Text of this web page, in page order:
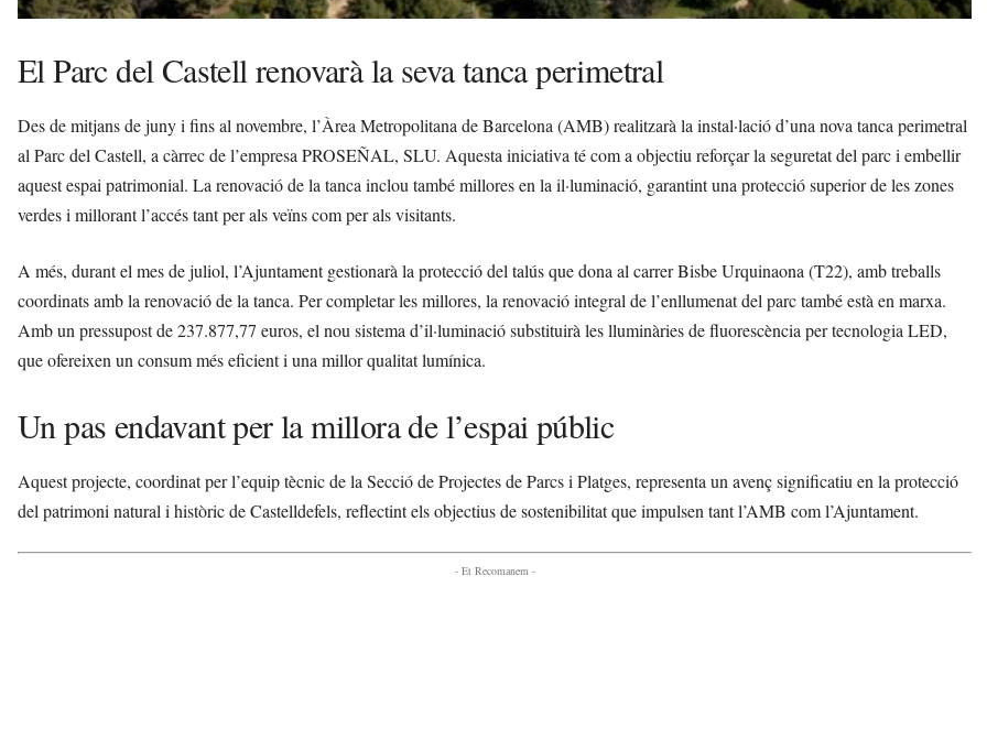
El Parc del Castell renovarà la seva tanca perimetral
Des de mitjans de juny i fins al novembre, l’Àrea Metropolitana de Barcelona (AMB) realitzarà la instal·lació d’una nova tanca perimetral
al Parc del Castell, a càrrec de l’empresa PROSEÑAL, SLU. Aquesta iniciativa té com a objectiu reforçar la seguretat del parc i embellir
aquest espai patrimonial. La renovació de la tanca inclou també millores en la il·luminació, garantint una protecció superior de les zones
verdes i millorant l’accés tant per als veïns com per als visitants.
A més, durant el mes de juliol, l’Ajuntament gestionarà la protecció del talús que dona al carrer Bisbe Urquinaona (T22), amb treballs
coordinats amb la renovació de la tanca. Per completar les millores, la renovació integral de l’enllumenat del parc també està en marxa.
Amb un pressupost de 237.877,77 euros, el nou sistema d’il·luminació substituirà les lluminàries de fluorescència per tecnologia LED,
que ofereixen un consum més eficient i una millor qualitat lumínica.
Un pas endavant per la millora de l’espai públic
Aquest projecte, coordinat per l’equip tècnic de la Secció de Projectes de Parcs i Platges, representa un avenç significatiu en la protecció
del patrimoni natural i històric de Castelldefels, reflectint els objectius de sostenibilitat que impulsen tant l’AMB com l’Ajuntament.
- Et Recomanem -